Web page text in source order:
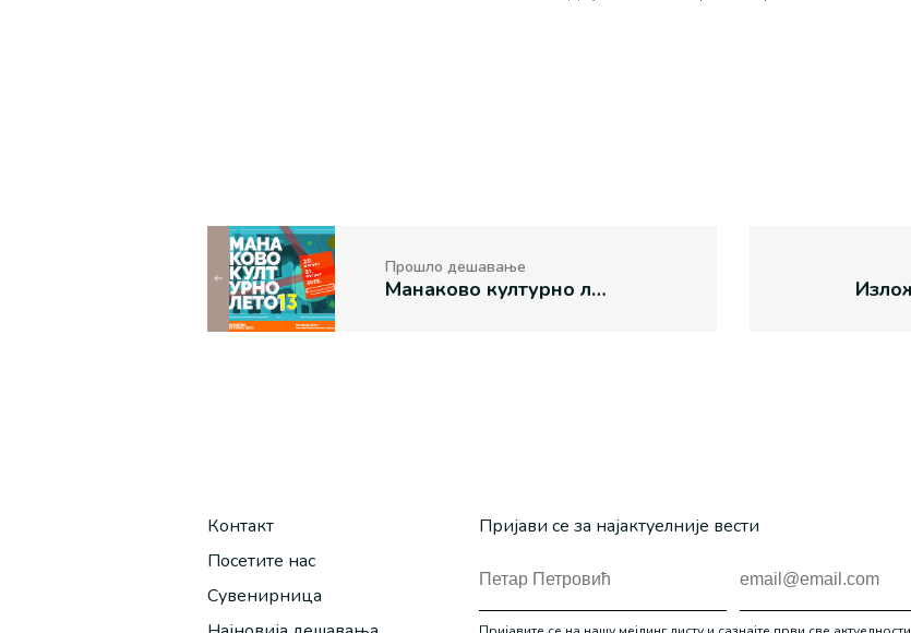
Прошло дешавање
Манаково културно лето „У кругу пријатеља” од 20. до 31. августа
Контакт
Посетите нас
Сувенирница
Пријави се за најактуелније вести